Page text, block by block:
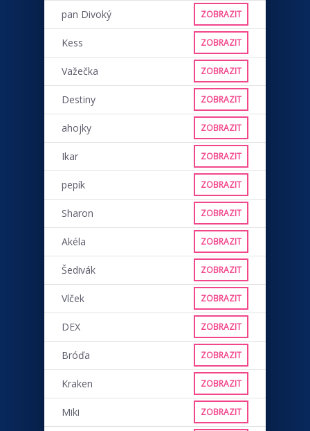
pan Divoký ZOBRAZIT
Kess ZOBRAZIT
Važečka ZOBRAZIT
Destiny ZOBRAZIT
ahojky ZOBRAZIT
Ikar ZOBRAZIT
pepík ZOBRAZIT
Sharon ZOBRAZIT
Akéla ZOBRAZIT
Šedivák ZOBRAZIT
Vlček ZOBRAZIT
DEX ZOBRAZIT
Bróďa ZOBRAZIT
Kraken ZOBRAZIT
Miki ZOBRAZIT